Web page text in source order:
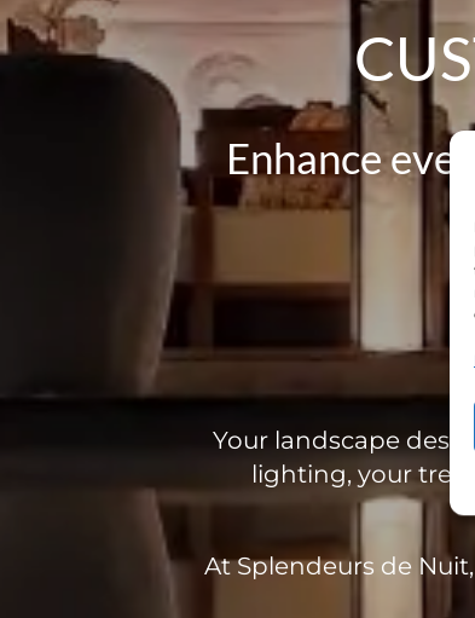
Enhance
Your landscape
lighting, your
At Splendeurs de